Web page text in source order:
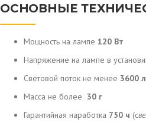
ОСНОВНЫЕ
Мощность на лампе 120 Вт
Напряжение на лампе в
Световой поток не менее 3600
Масса не более 30 г
Гарантийная наработка 750 ч (с